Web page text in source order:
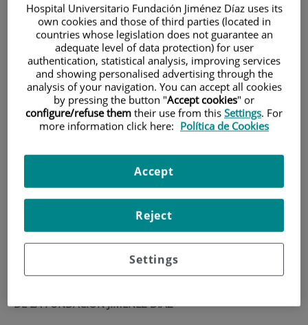
Docencia
Teléfono de atención al usuario
INICIO|SALA DE PRENSA|ACTUALIDAD
UN ABORDAJE TRANSVERSAL, MULTIDISCIPLINAR E
TECNOLOGÍA DE VANGUARDIA OFRECEN EL MEJOR Y
MÁS PERSONALIZADO DIAGNÓSTICO Y TRATAMIENTO
DE LA FUNDACIÓN JIMÉNEZ DÍAZ
Hospital Universitario Fundación Jiménez Díaz uses its
own cookies and those of third parties (located in
countries whose legislation does not guarantee an
adequate level of data protection) for user
authentication, statistical analysis, improving services
and showing personalised advertising through the
analysis of your navigation. You can accept all cookies
by pressing the button "Accept cookies" or
configure/refuse them their use from this Settings. For
more information click here: Política de Cookies
Settings
Reject
Accept